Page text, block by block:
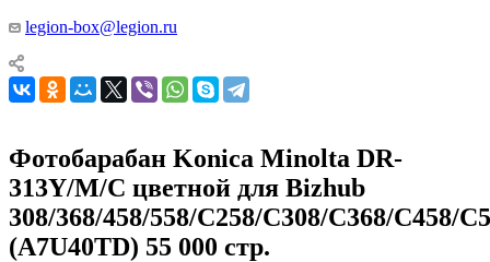
legion-box@legion.ru
Фотобарабан Konica Minolta DR-
313Y/M/C цветной для Bizhub
308/368/458/558/C258/C308/C368/C458/
(A7U40TD) 55 000 стр.